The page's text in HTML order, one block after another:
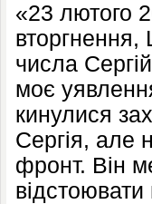
«23 лютого
вторгнення,
числа
моє
кинулися
Сергія, але
фронт. Він